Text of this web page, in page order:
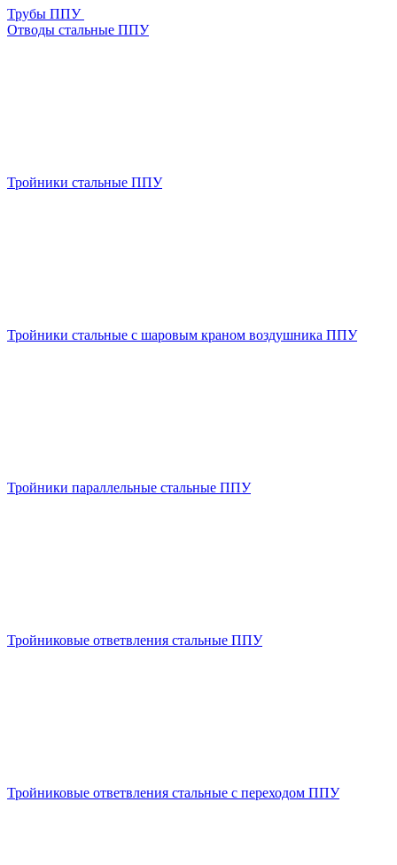
Трубы ППУ
Отводы стальные ППУ
Тройники стальные ППУ
Тройники стальные с шаровым краном воздушника ППУ
Тройники параллельные стальные ППУ
Тройниковые ответвления стальные ППУ
Тройниковые ответвления стальные с переходом ППУ